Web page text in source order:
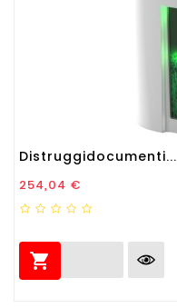
Distruggidocumenti...
Prezzo
254,04 €
